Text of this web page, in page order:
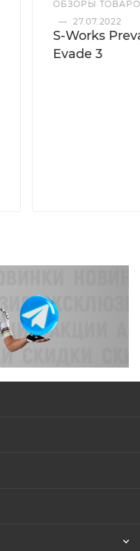
ОБЗОРЫ
— 27.07.2022
S-Works
Evade 3